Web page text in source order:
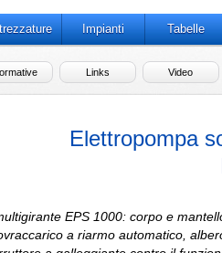
Impianti Tabelle
Links Video
Elettropompa
EPS 1000: corpo e
a riarmo automatico,